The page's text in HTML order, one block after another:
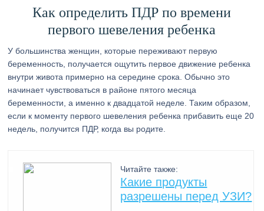
Как определить ПДР по времени
первого шевеления ребенка
У большинства женщин, которые переживают первую
беременность, получается ощутить первое движение ребенка
внутри живота примерно на середине срока. Обычно это
начинает чувствоваться в районе пятого месяца
беременности, а именно к двадцатой неделе. Таким образом,
если к моменту первого шевеления ребенка прибавить еще 20
недель, получится ПДР, когда вы родите.
Читайте также:
Какие продукты
разрешены перед УЗИ?